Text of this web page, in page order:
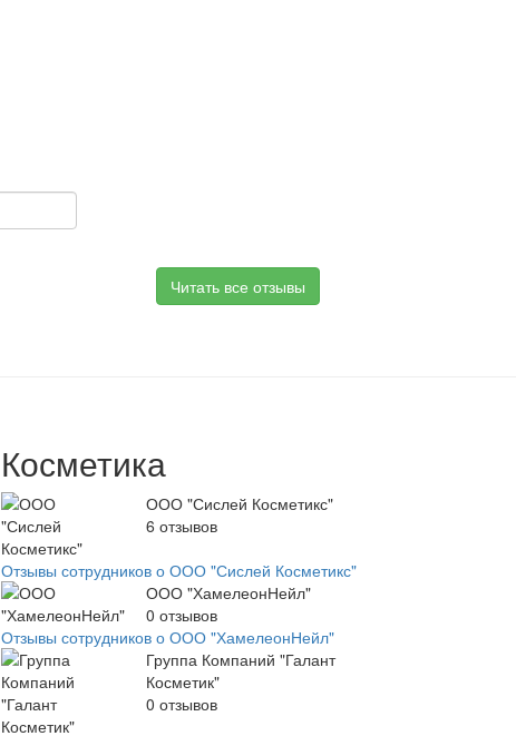
Читать все отзывы
Косметика
ООО "Сислей Косметикс"
6 отзывов
Отзывы сотрудников о ООО "Сислей Косметикс"
ООО "ХамелеонНейл"
0 отзывов
Отзывы сотрудников о ООО "ХамелеонНейл"
Группа Компаний "Галант
Косметик"
0 отзывов